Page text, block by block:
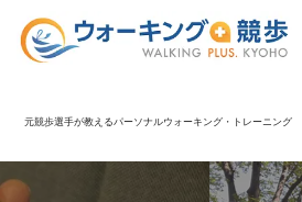
元競歩選手が教えるパーソナルウォーキング・トレーニング